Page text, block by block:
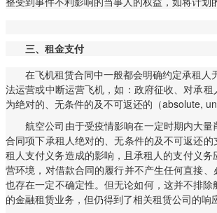
三、 租金支付
在飞机租赁合同中一般都会明确约定承租
法运营或中断运营飞机，如：政府征收、对承
为绝对的、无条件的及不可返还的（absolute,
航空公司由于受疫情影响在一定时期内大
合同项下承租人绝对的、无条件的及不可返还
租人支付义务造成的影响，且承租人的支付义
营环境，对借款合同的履行并不产生任何直接
也存在一定不确定性。但无论如何，这并不排
的金融租赁业务，但仍得到了相关租赁公司的响